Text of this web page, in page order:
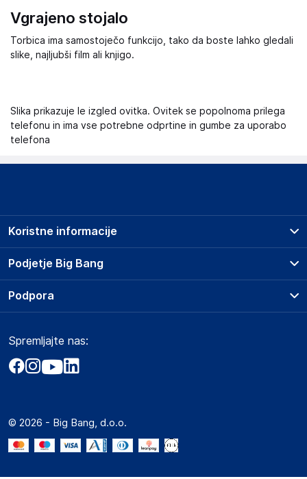
Vgrajeno stojalo
Torbica ima samostoječo funkcijo, tako da boste lahko gledali
slike, najljubši film ali knjigo.
Slika prikazuje le izgled ovitka. Ovitek se popolnoma prilega
telefonu in ima vse potrebne odprtine in gumbe za uporabo
telefona
Podjetje Big Bang
O podjetju
Obvestila za javnost
Akt o digitalnih storitvah
Marketplace za partnerje
Novosti
Koristne informacije
Prodajna mesta
Storitve
Dostava, vnos in odvoz
Zavarovanje izdelkov
Podpora
Marketplace
Kako oddati naročilo?
Spremljajte nas:
© 2026 - Big Bang, d.o.o.